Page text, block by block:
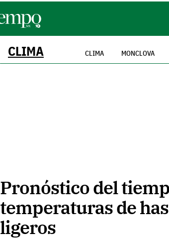
CLIMA CLIMA MONCLOVA
Pronóstico del
temperaturas de
ligeros